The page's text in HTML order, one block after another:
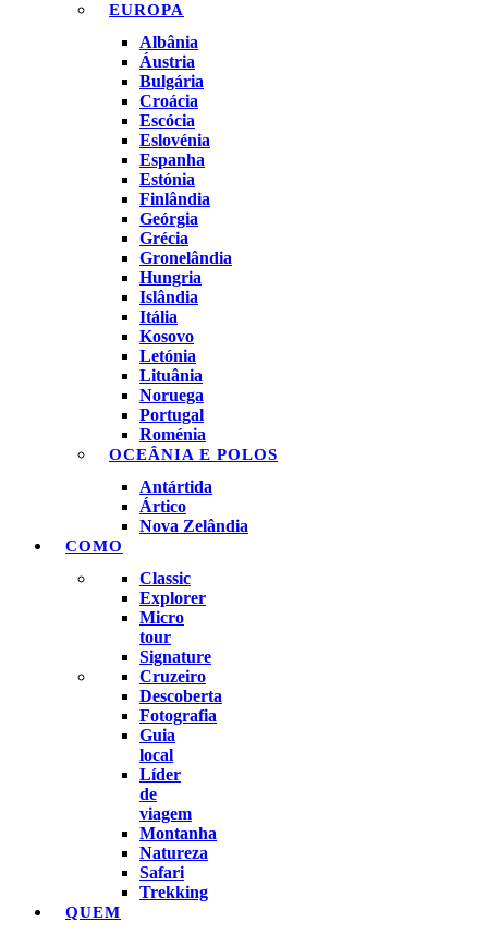
EUROPA
Albânia
Áustria
Bulgária
Croácia
Escócia
Eslovénia
Espanha
Estónia
Finlândia
Geórgia
Grécia
Gronelândia
Hungria
Islândia
Itália
Kosovo
Letónia
Lituânia
Noruega
Portugal
Roménia
OCEÂNIA E POLOS
Antártida
Ártico
Nova Zelândia
COMO
Classic
Explorer
Micro
tour
Signature
Cruzeiro
Descoberta
Fotografia
Guia
local
Líder
de
viagem
Montanha
Natureza
Safari
Trekking
QUEM